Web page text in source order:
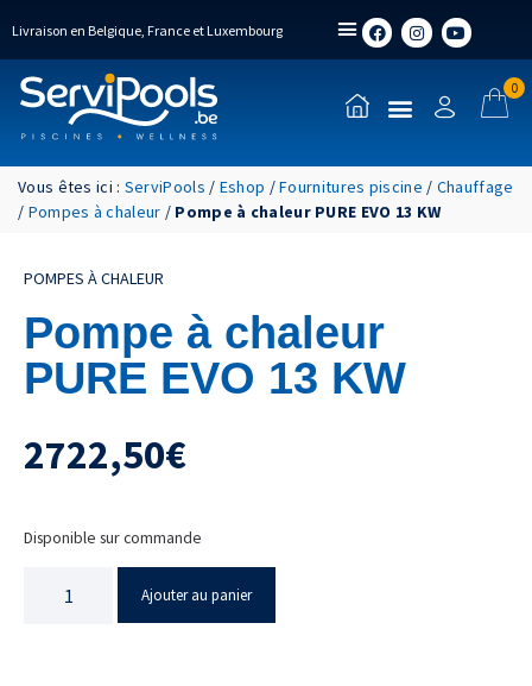
Livraison en Belgique, France et Luxembourg
0
Vous êtes ici : ServiPools / Eshop /Fournitures piscine / Chauffage
/ Pompes à chaleur / Pompe à chaleur PURE EVO 13 KW
POMPES À CHALEUR
Pompe à chaleur
PURE EVO 13 KW
2722,50€
Disponible sur commande
Ajouter au panier